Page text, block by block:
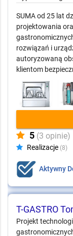
SUMA od 25 lat
projektowania
rozwiązań i
autoryzowaną
klientom
5 (3 opinie)
Realizacje (8)
Aktywny
T-GASTRO
Projekt